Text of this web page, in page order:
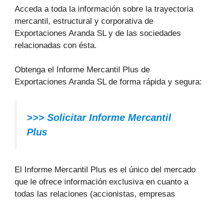
Acceda a toda la información sobre la trayectoria
mercantil, estructural y corporativa de
Exportaciones Aranda SL y de las sociedades
relacionadas con ésta.
Obtenga el Informe Mercantil Plus de
Exportaciones Aranda SL de forma rápida y segura:
>>> Solicitar Informe Mercantil
Plus
El Informe Mercantil Plus es el único del mercado
que le ofrece información exclusiva en cuanto a
todas las relaciones (accionistas, empresas